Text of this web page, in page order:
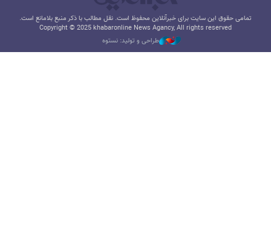
تمامی حقوق این سایت برای خبرآنلاین محفوظ است. نقل مطالب با ذکر منبع بلامانع است.
Copyright © 2025 khabaronline News Agancy, All rights reserved
طراحی و تولید: نستوه